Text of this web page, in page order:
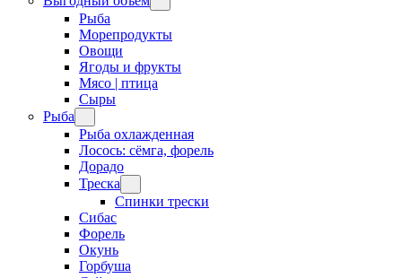
Рыба
Морепродукты
Овощи
Ягоды и фрукты
Мясо | птица
Сыры
Рыба
Рыба охлажденная
Лосось: сёмга, форель
Дорадо
Треска
Спинки трески
Сибас
Форель
Окунь
Горбуша